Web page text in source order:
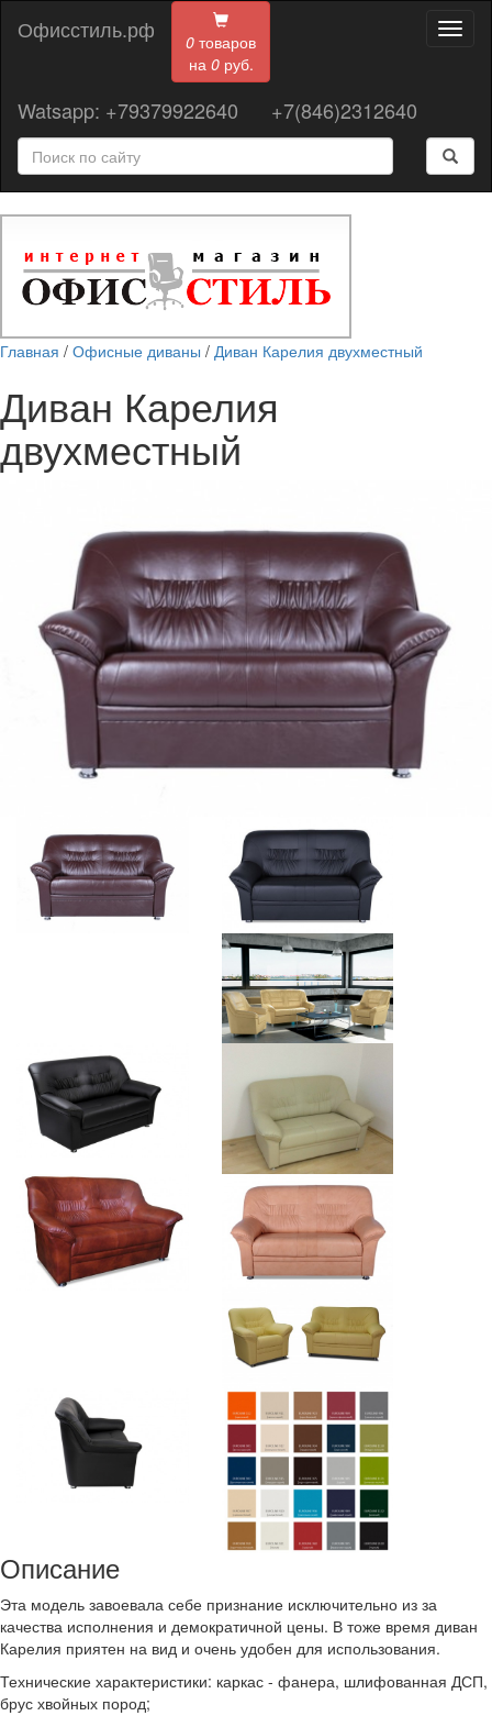
0 товаров
на 0руб.
Офисстиль.рф
Watsapp: +79379922640 +7(846)2312640
Главная / Офисные диваны / Диван Карелия двухместный
Диван Карелия
двухместный
Описание
Эта модель завоевала себе признание исключительно из за
качества исполнения и демократичной цены. В тоже время диван
Карелия приятен на вид и очень удобен для использования.
Технические характеристики: каркас - фанера, шлифованная ДСП,
брус хвойных пород;